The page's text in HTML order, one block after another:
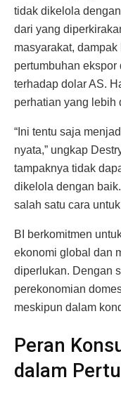
tidak dikelola
dari yang
masyarakat,
pertumbuhan
terhadap dolar AS.
perhatian yang lebih
“Ini tentu saja
nyata,” ungkap
tampaknya tidak
dikelola dengan
salah satu cara
BI berkomitmen
ekonomi global dan
diperlukan. Dengan
perekonomian
meskipun dalam
Peran
dalam